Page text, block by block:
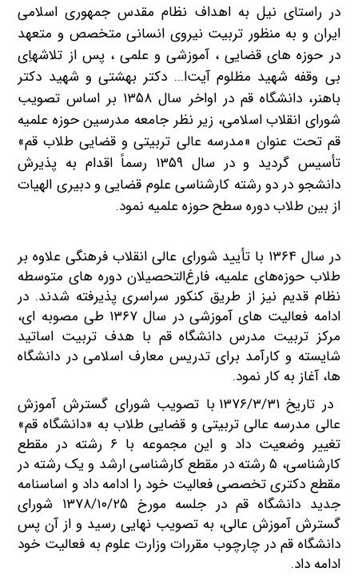
در راستای نیل به اهداف نظام مقدس جمهوری اسلامی
ایران و به منظور تربیت نیروی انسانی متخصص و متعهد
در حوزه های قضایی ، آموزشی و علمی ، پس از تلاشهاِی
بی وقفه شهید مظلوم آیت‌ا... دکتر بهشتی و شهید دکتر
باهنر، دانشگاه قم در اواخر سال ۱۳۵۸ بر اساس تصویب
شورای انقلاب اسلامی، زیر نظر جامعه مدرسین حوزه علمیه
قم تحت عنوان «مدرسه عالی تربیتی و قضایی طلاب قم»
تأسیس گردید و در سال
۱۳۵۹ رسماً اقدام به پذیرش
دانشجو در دو رشته کارشناسی علوم قضایی و دبیری الهیات
از بین طلاب دوره سطح حوزه علمیه نمود.
در سال ۱۳۶۴ با تأیید شورای عالی انقلاب فرهنگی علاوه بر
طلاب حوزه‌های علمیه، فارغ‌التحصیلان دوره‌ های متوسطه
نظام قدیم نیز از طریق کنکور سراسری پذیرفته شدند. در
ادامه فعالیت های آموزشی در سال ۱۳۶۷ طی مصوبه ای،
مرکز تربیت مدرس دانشگاه قم با هدف تربیت اساتید
شایسته و کارآمد برای تدریس معارف اسلامی در دانشگاه
ها، آغاز به کار نمود.
در تاریخ ۱۳۷۶/۳/۳۱ با تصویب شورای گسترش آموزش
عالی مدرسه عالی تربیتی و قضایی طلاب به «دانشگاه قم»
تغییر وضعیت داد و این مجموعه با ۶ رشته در مقطع
کارشناسی، ۵ رشته در مقطع کارشناسی ارشد و یک رشته در
مقطع دکتری تخصصی فعالیت خود را ادامه داد و اساسنامه
جدید دانشگاه قم در جلسه مورخ ۱۳۷۸/۱۰/۲۵ شورای
گسترش آموزش عالی، به تصویب نهایی رسید و از آن پس
دانشگاه قم در چارچوب مقررات وزارت علوم به فعالیت خود
ادامه داد.